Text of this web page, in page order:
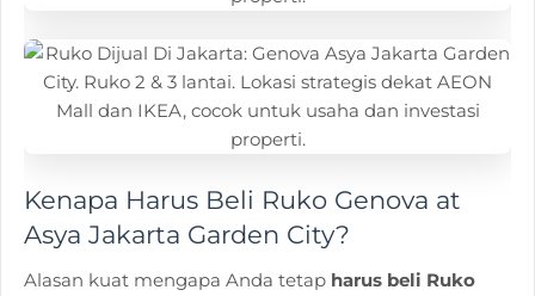
Kenapa Harus Beli Ruko Genova at
Asya Jakarta Garden City?
Alasan kuat mengapa Anda tetap harus beli Ruko